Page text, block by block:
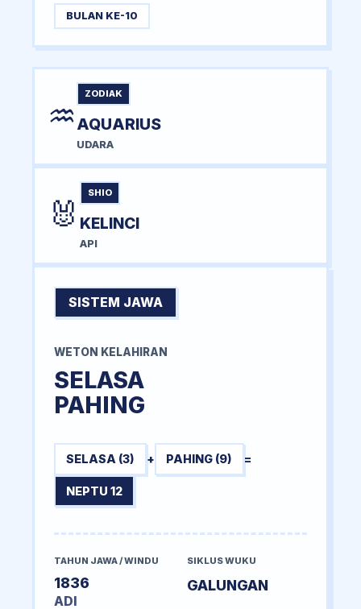
BULAN KE-10
♒
ZODIAK
AQUARIUS
UDARA
🐰
SHIO
KELINCI
API
SISTEM JAWA
WETON KELAHIRAN
SELASA
PAHING
SELASA (3) + PAHING (9) =
NEPTU 12
TAHUN JAWA / WINDU
1836
ADI
SIKLUS WUKU
GALUNGAN